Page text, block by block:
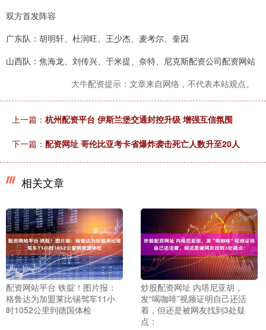
双方首发阵容
广东队：胡明轩、杜润旺、王少杰、麦考尔、奎因
山西队：焦海龙、刘传兴、于米提、奈特、尼克斯配资公司配资网站
大牛配资提示：文章来自网络，不代表本站观点。
上一篇： 杭州配资平台 伊斯兰堡交通封控升级 增强互信氛围
下一篇： 配资网址 哥伦比亚考卡省爆炸袭击死亡人数升至20人
相关文章
配资网站平台 铁腚！图片报：
格鲁达为加盟莱比锡驾车11小
时1052公里到德国体检
炒股配资网址 内塔尼亚胡，
发“喝咖啡”视频证明自己还活
着，但还是被网友找到3处疑
点：